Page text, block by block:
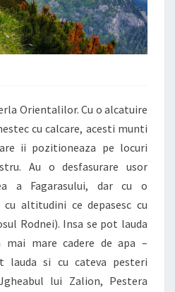
Orientalilor. Cu o alcatuire
cu calcare, acesti munti
ii pozitioneaza pe locuri
Au o desfasurare usor
a Fagarasului, dar cu o
altitudini ce depasesc cu
Rodnei). Insa se pot lauda
mai mare cadere de apa –
lauda si cu cateva pesteri
lui Zalion, Pestera